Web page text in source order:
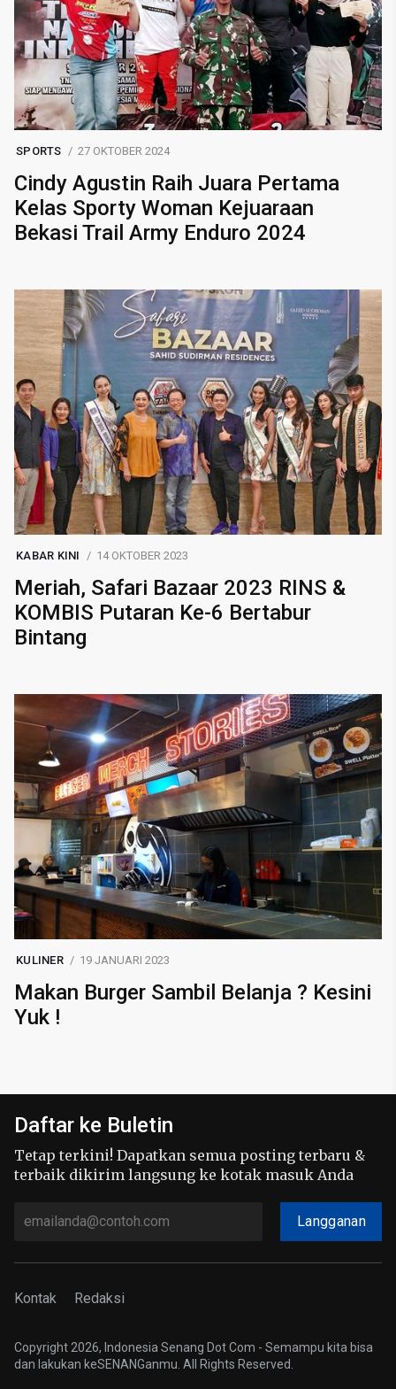
SPORTS 27 OKTOBER 2024
Cindy Agustin Raih Juara Pertama
Kelas Sporty Woman Kejuaraan
Bekasi Trail Army Enduro 2024
KABAR KINI 14 OKTOBER 2023
Meriah, Safari Bazaar 2023 RINS &
KOMBIS Putaran Ke-6 Bertabur
Bintang
KULINER 19 JANUARI 2023
Makan Burger Sambil Belanja ? Kesini
Yuk !
Daftar ke Buletin
Tetap terkini! Dapatkan semua posting terbaru &
terbaik dikirim langsung ke kotak masuk Anda
Langganan
Kontak Redaksi
Copyright 2026, Indonesia Senang Dot Com - Semampu kita bisa
dan lakukan keSENANGanmu. All Rights Reserved.